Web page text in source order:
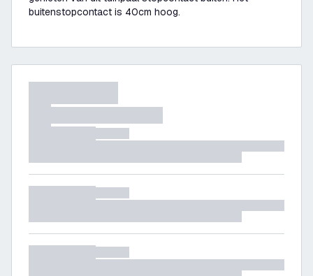
buitenstopcontact is 40cm hoog.